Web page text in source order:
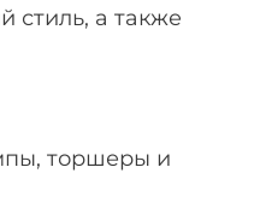
стиль, а также
торшеры и